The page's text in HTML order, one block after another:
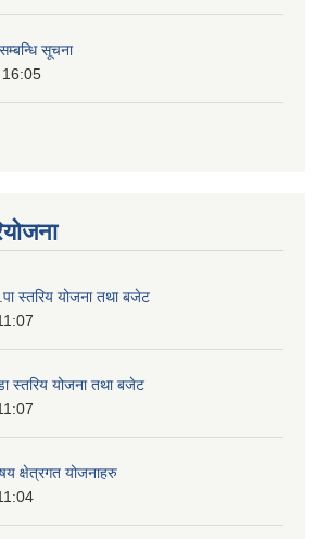
सूचना
स्तरिय योजना तथा बजेट
योजना तथा बजेट
क्षेत्रगत योजनाहरु